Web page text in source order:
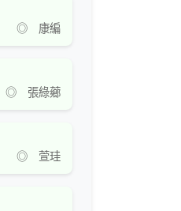
◎ 康編
◎ 張綠薌
◎ 萱珪